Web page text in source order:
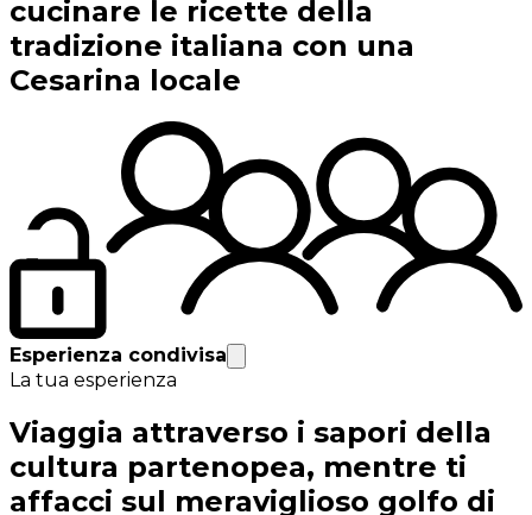
cucinare le ricette della
tradizione italiana con una
Cesarina locale
Esperienza condivisa
La tua esperienza
Viaggia attraverso i sapori della
cultura partenopea, mentre ti
affacci sul meraviglioso golfo di